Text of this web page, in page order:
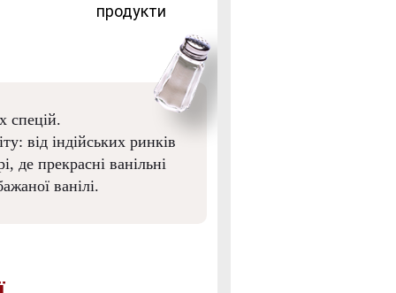
продукти
спецій.
від індійських ринків
де прекрасні ванільні
ванілі.